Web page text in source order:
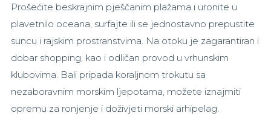
Prošećite beskrajnim pješčanim plažama i uronite u
plavetnilo oceana, surfajte ili se jednostavno prepustite
suncu i rajskim prostranstvima. Na otoku je zagarantiran i
dobar shopping, kao i odličan provod u vrhunskim
klubovima. Bali pripada koraljnom trokutu sa
nezaboravnim morskim ljepotama, možete iznajmiti
opremu za ronjenje i doživjeti morski arhipelag.